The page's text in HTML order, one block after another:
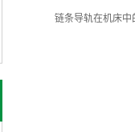
链条导轨在机床中